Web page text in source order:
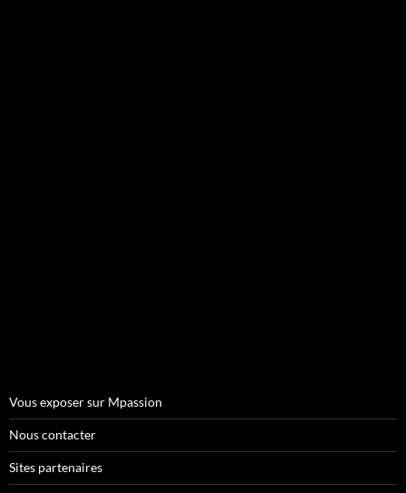
Vous exposer sur Mpassion
Nous contacter
Sites partenaires